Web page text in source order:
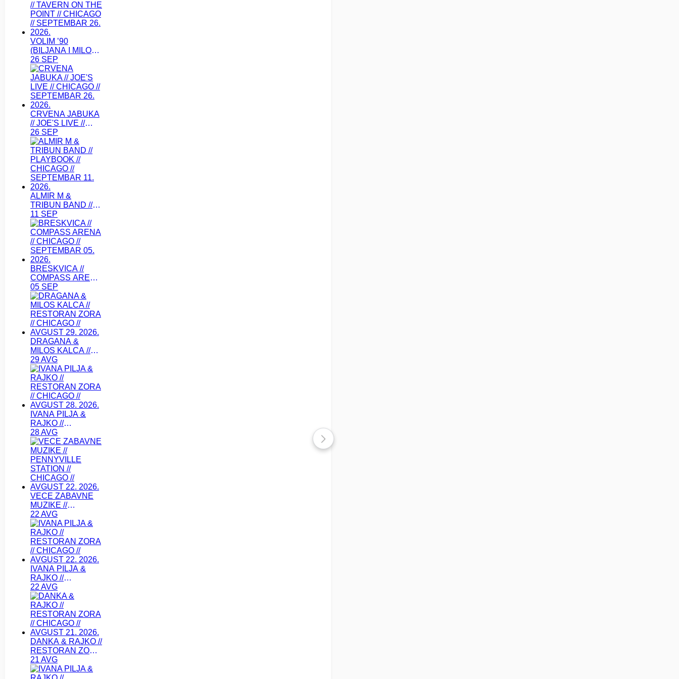
VOLIM ’90
(BILJANA I MILOS)
// TAVERN ON THE
POINT // CHICAGO
// SEPTEMBAR 26.
2026.
26 SEP
CRVENA JABUKA
// JOE'S LIVE //
CHICAGO //
SEPTEMBAR 26.
2026.
26 SEP
ALMIR M &
TRIBUN BAND //
PLAYBOOK //
CHICAGO //
SEPTEMBAR 11.
2026.
11 SEP
BRESKVICA //
COMPASS ARENA
// CHICAGO //
SEPTEMBAR 05.
2026.
05 SEP
DRAGANA &
MILOS KALCA //
RESTORAN ZORA
// CHICAGO //
AVGUST 29. 2026.
29 AVG
IVANA PILJA &
RAJKO //
RESTORAN ZORA
// CHICAGO //
AVGUST 28. 2026.
28 AVG
VECE ZABAVNE
MUZIKE //
PENNYVILLE
STATION //
CHICAGO //
AVGUST 22. 2026.
22 AVG
IVANA PILJA &
RAJKO //
RESTORAN ZORA
// CHICAGO //
AVGUST 22. 2026.
22 AVG
DANKA & RAJKO //
RESTORAN ZORA
// CHICAGO //
AVGUST 21. 2026.
21 AVG